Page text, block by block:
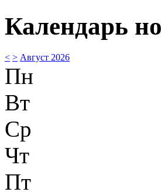
Календарь
< > Август 2026
Пн
Вт
Ср
Чт
Пт